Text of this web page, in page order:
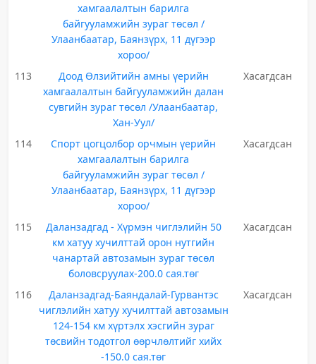
хамгаалалтын барилга
байгууламжийн зураг төсөл /
Улаанбаатар, Баянзүрх, 11 дүгээр
хороо/
113
Доод Өлзийтийн амны үерийн
хамгаалалтын байгууламжийн далан
сувгийн зураг төсөл /Улаанбаатар,
Хан-Уул/
Хасагдсан
114
Спорт цогцолбор орчмын үерийн
хамгаалалтын барилга
байгууламжийн зураг төсөл /
Улаанбаатар, Баянзүрх, 11 дүгээр
хороо/
Хасагдсан
115
Даланзадгад - Хүрмэн чиглэлийн 50
км хатуу хучилттай орон нутгийн
чанартай автозамын зураг төсөл
боловсруулах-200.0 сая.төг
Хасагдсан
116
Даланзадгад-Баяндалай-Гурвантэс
чиглэлийн хатуу хучилттай автозамын
124-154 км хүртэлх хэсгийн зураг
төсвийн тодотгол өөрчлөлтийг хийх
-150.0 сая.төг
Хасагдсан